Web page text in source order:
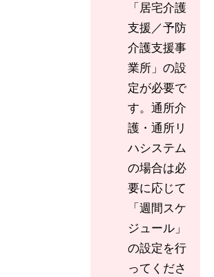
「居宅介護
支援／予防
介護支援事
業所」の設
定が必要で
す。通所介
護・通所リ
ハシステム
の場合は必
要に応じて
「週間スケ
ジュール」
の設定を行
ってくださ